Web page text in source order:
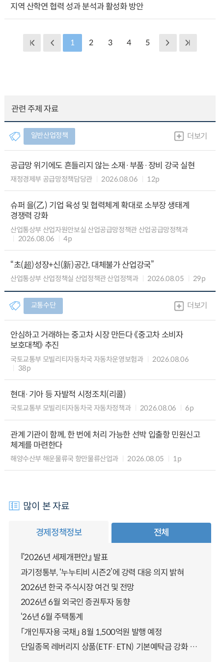
지역 산학연 협력 성과 분석과 활성화 방안
1 2 3 4 5
관련 주제 자료
일반산업정책 더보기
공급망 위기에도 흔들리지 않는 소재·부품·장비 강국 실현
재정경제부 공급망정책담당관 2026.08.06 12p
슈퍼 을(乙) 기업 육성 및 협력체계 확대로 소부장 생태계
경쟁력 강화
산업통상부 산업자원안보실 산업공급망정책관 산업공급망정책과
2026.08.06
4p
“초(超)성장+신(新)공간, 대체불가 산업강국”
산업통상부 산업정책실 산업정책관 산업정책과 2026.08.05 29p
교통수단 더보기
안심하고 거래하는 중고차 시장 만든다 《중고차 소비자
보호대책》 추진
국토교통부 모빌리티자동차국 자동차운영보험과
2026.08.06
38p
현대·기아 등 자발적 시정조치(리콜)
국토교통부 모빌리티자동차국 자동차정책과 2026.08.06 6p
관계 기관이 함께, 한 번에 처리 가능한 선박 입출항 민원신고
체계를 마련한다
해양수산부 해운물류국 항만물류산업과 2026.08.05 1p
많이 본 자료
경제정책정보 전체
『2026년 세제개편안』 발표
과기정통부, ‘누누티비 시즌2’에 강력 대응 의지 밝혀
2026년 한국 주식시장 여건 및 전망
2026년 6월 외국인 증권투자 동향
‘26년 6월 주택통계
「개인투자용 국채」 8월 1,500억원 발행 예정
단일종목 레버리지 상품(ETF·ETN) 기본예탁금 강화 조기시행 방안 안내